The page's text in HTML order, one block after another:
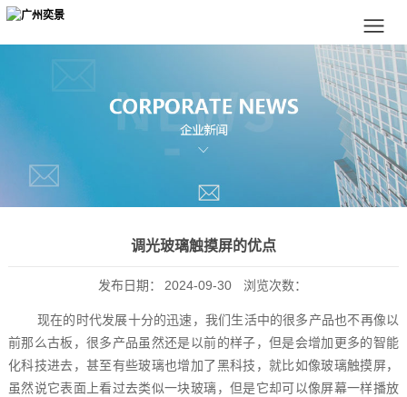
调光玻璃触摸屏的优点
发布日期： 2024-09-30 浏览次数：
现在的时代发展十分的迅速，我们生活中的很多产品也不再像以
前那么古板，很多产品虽然还是以前的样子，但是会增加更多的智能
化科技进去，甚至有些玻璃也增加了黑科技，就比如像玻璃触摸屏，
虽然说它表面上看过去类似一块玻璃，但是它却可以像屏幕一样播放